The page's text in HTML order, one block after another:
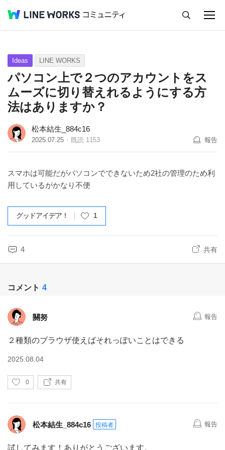
Q&A Tips Ideas
Ideas LINE WORKS
パソコン上で２つのアカウントをス
ムーズに切り替えれるようにする方
法はありますか？
松本結生_884c16
2025.07.25 既読 1153 報告
スマホは可能だがパソコンでできないため2社の管理のため利
用しているがかなり不便
グッドアイデア！ 1
4 共有
コメント 4
關努 報告
２種類のブラウザ使えばそれっぽいことはできる
2025.08.04
い
0 共有
松本結生_884c16 投稿者 報告
試してみます！ありがとうございます。